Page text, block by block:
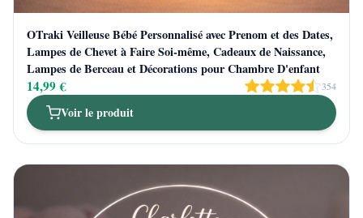
OTraki Veilleuse Bébé Personnalisé avec Prenom et des Dates,
Lampes de Chevet à Faire Soi-même, Cadeaux de Naissance,
Lampes de Berceau et Décorations pour Chambre D'enfant
14,99 € 354
Voir le produit